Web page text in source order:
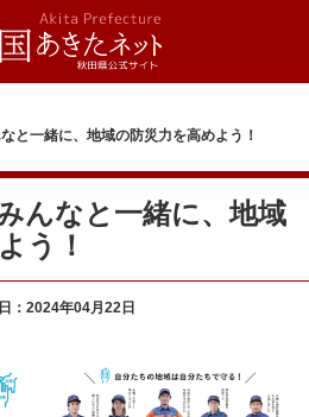
と一緒に、地域の防災力を高めよう！
んなと一緒に、地域
う！
： 2024年04月22日